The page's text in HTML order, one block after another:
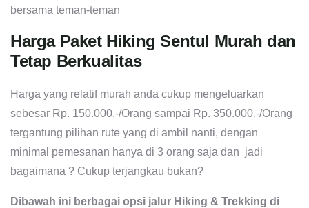
bersama teman-teman
Harga Paket Hiking Sentul Murah dan
Tetap Berkualitas
Harga yang relatif murah anda cukup mengeluarkan
sebesar Rp. 150.000,-/Orang sampai Rp. 350.000,-/Orang
tergantung pilihan rute yang di ambil nanti, dengan
minimal pemesanan hanya di 3 orang saja dan jadi
bagaimana ? Cukup terjangkau bukan?
Dibawah ini berbagai opsi jalur Hiking & Trekking di